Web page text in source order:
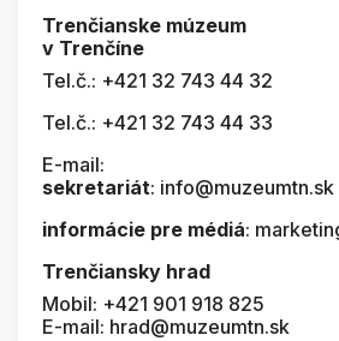
Trenčianske múzeum
v Trenčíne
Tel.č.: +421 32 743 44 32
Tel.č.: +421 32 743 44 33
E-mail:
sekretariát: info@muzeumtn.sk
informácie pre médiá:
Trenčiansky hrad
Mobil: +421 901 918 825
E-mail: hrad@muzeumtn.sk